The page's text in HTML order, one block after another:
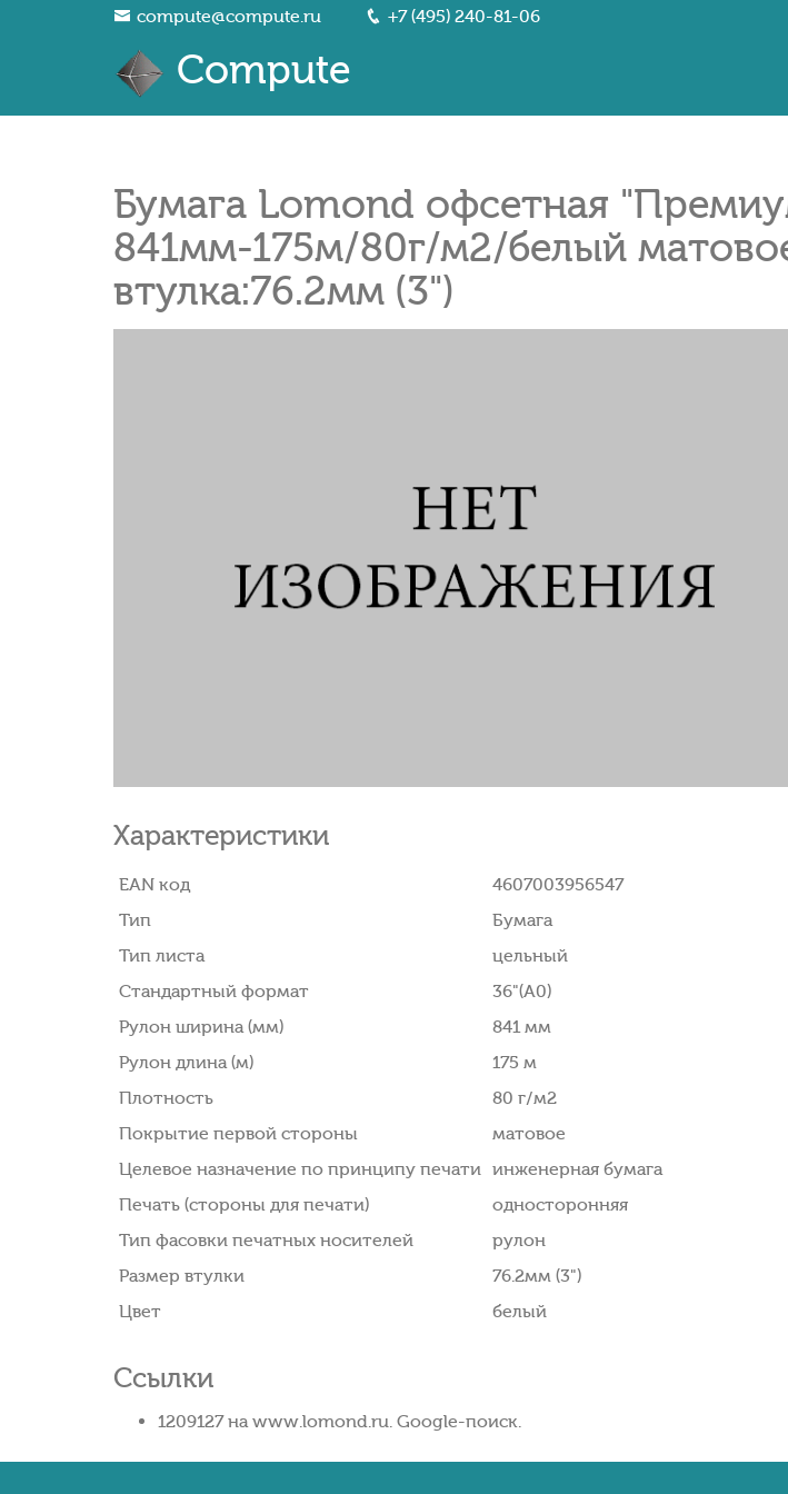
compute@compute.ru +7 (495) 240-81-06
Compute
Бумага Lomond офсетная
841мм-175м/80г/м2/белый
втулка:76.2мм (3")
Характеристики
EAN код
4607003956547
Тип
Бумага
Тип листа
цельный
Стандартный формат
36"(A0)
Рулон ширина (мм)
841 мм
Рулон длина (м)
175 м
Плотность
80 г/м2
Покрытие первой стороны
матовое
Целевое назначение по принципу печати инженерная бумага
Печать (стороны для печати)
односторонняя
Тип фасовки печатных носителей
рулон
Размер втулки
76.2мм (3")
Цвет
белый
Ссылки
1209127 на www.lomond.ru. Google-поиск.